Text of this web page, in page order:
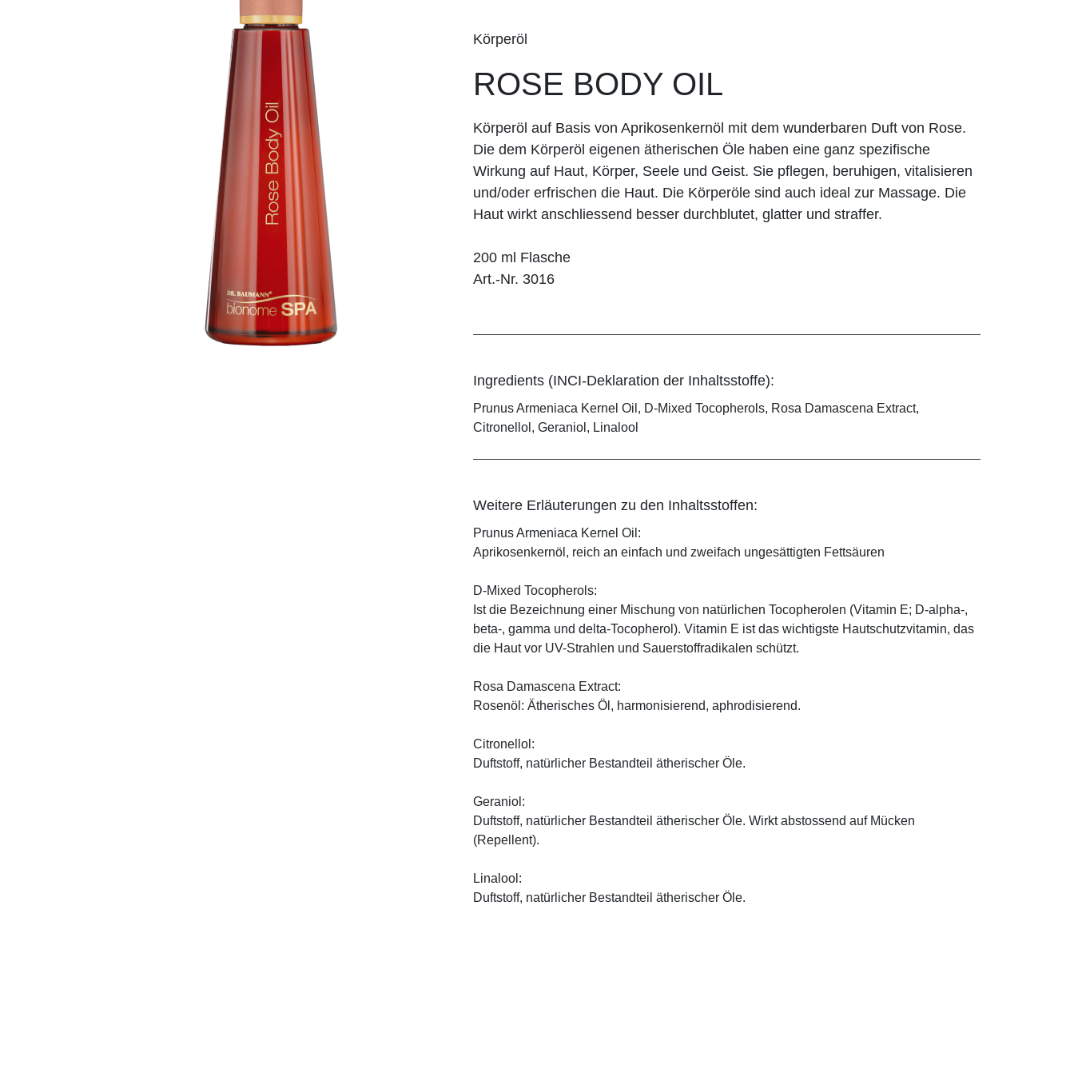
Körperöl
ROSE BODY OIL
Körperöl auf Basis von Aprikosenkernöl mit dem wunderbaren Duft von Rose.
Die dem Körperöl eigenen ätherischen Öle haben eine ganz spezifische
Wirkung auf Haut, Körper, Seele und Geist. Sie pflegen, beruhigen, vitalisieren
und/oder erfrischen die Haut. Die Körperöle sind auch ideal zur Massage. Die
Haut wirkt anschliessend besser durchblutet, glatter und straffer.
200 ml Flasche
Art.-Nr. 3016
Ingredients (INCI-Deklaration der Inhaltsstoffe):
Prunus Armeniaca Kernel Oil, D-Mixed Tocopherols, Rosa Damascena Extract,
Citronellol, Geraniol, Linalool
Weitere Erläuterungen zu den Inhaltsstoffen:
Prunus Armeniaca Kernel Oil:
Aprikosenkernöl, reich an einfach und zweifach ungesättigten Fettsäuren
D-Mixed Tocopherols:
Ist die Bezeichnung einer Mischung von natürlichen Tocopherolen (Vitamin E; D-alpha-,
beta-, gamma und delta-Tocopherol). Vitamin E ist das wichtigste Hautschutzvitamin, das
die Haut vor UV-Strahlen und Sauerstoffradikalen schützt.
Rosa Damascena Extract:
Rosenöl: Ätherisches Öl, harmonisierend, aphrodisierend.
Citronellol:
Duftstoff, natürlicher Bestandteil ätherischer Öle.
Geraniol:
Duftstoff, natürlicher Bestandteil ätherischer Öle. Wirkt abstossend auf Mücken
(Repellent).
Linalool:
Duftstoff, natürlicher Bestandteil ätherischer Öle.